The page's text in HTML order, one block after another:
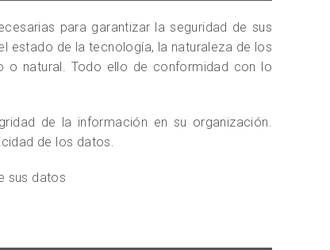
para garantizar la seguridad de sus
estado de la tecnología, la naturaleza de los
o natural. Todo ello de conformidad con lo
de la información en su organización.
de los datos.
sus datos